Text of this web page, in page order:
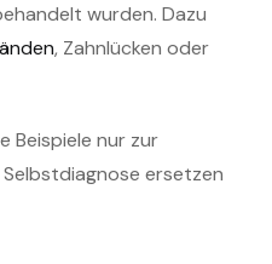
wurden. Dazu
, Zahnlücken oder
Beispiele nur zur
ersetzen